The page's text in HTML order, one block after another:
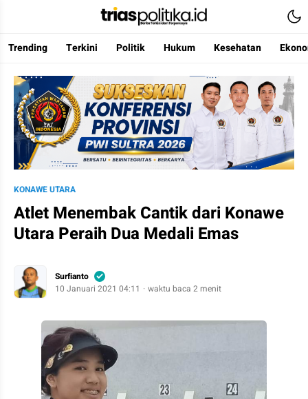
Berita Terkini & Terpercaya
Trending Terkini Politik Hukum Kesehatan
KONAWE UTARA
Atlet Menembak Cantik dari Konawe
Utara Peraih Dua Medali Emas
Surfianto
10 Januari 2021 04:11
waktu baca 2 menit